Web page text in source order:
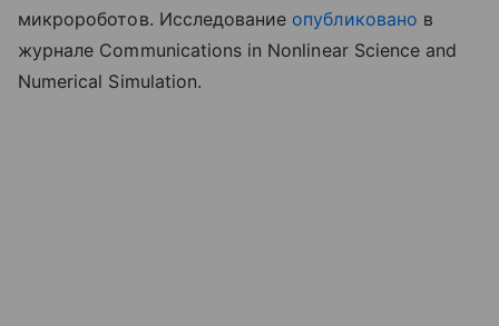
микророботов. Исследование опубликовано в
журнале Communications in Nonlinear Science and
Numerical Simulation.